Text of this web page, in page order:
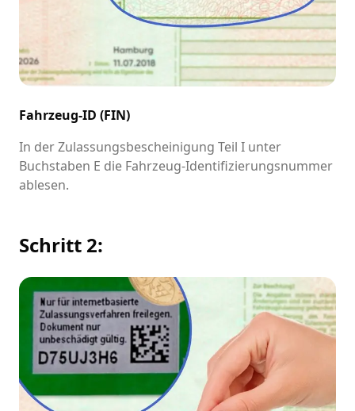
Fahrzeug-ID (FIN)
In der Zulassungsbescheinigung Teil I unter
Buchstaben E die Fahrzeug-Identifizierungsnummer
ablesen.
Schritt 2: